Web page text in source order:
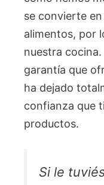
se convierte
alimentos, por
nuestra
garantía que
ha dejado
confianza que
productos.
Si le